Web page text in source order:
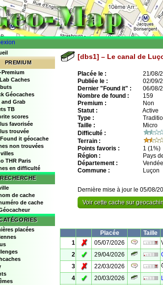
PREMIUM
Premium
Caches
Géocaches
and Grab
TB
scores
favorisée
trouvée
it géocache
non trouvées
THR Paris
en difficulté
RECHERCHE
de cache
de cache
placées
[dbs1] – Le canal de
Placée le : 21/08/
Publiée le :
02/09/
Dernier "Found it" :
06/08/
Nombre de found :
159
Premium :
Non
Statut :
Active
Type :
Taille :
Micro
Difficulté :
Terrain :
Points favoris :
1 (1%)
Région :
Pays
Département :
Vendée
Commune :
Luçon
Dernière mise à jour le 05/08/
Voir cette cache sur
Placée Taille
1
✗ 05/07/2026
2
✓ 29/04/2026
3
✗ 22/03/2026
4
✓ 20/03/2026